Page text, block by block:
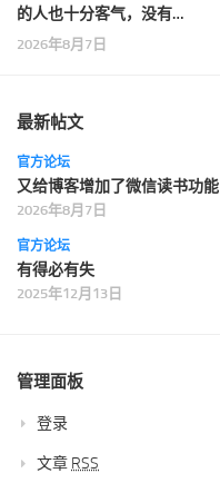
的人也十分客气，没有…
2026年8月7日
最新帖文
官方论坛
又给博客增加了微信读书功能
2026年8月7日
官方论坛
有得必有失
2025年12月13日
管理面板
登录
文章 RSS